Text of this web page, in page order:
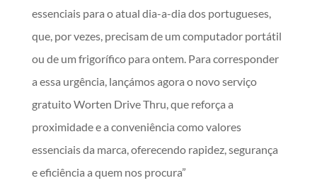
essenciais para o atual dia-a-dia dos portugueses,
que, por vezes, precisam de um computador portátil
ou de um frigorífico para ontem. Para corresponder
a essa urgência, lançámos agora o novo serviço
gratuito Worten Drive Thru, que reforça a
proximidade e a conveniência como valores
essenciais da marca, oferecendo rapidez, segurança
e eficiência a quem nos procura”